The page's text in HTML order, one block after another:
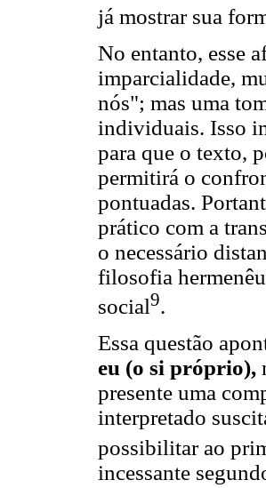
já mostrar sua
No entanto, esse
imparcialidade,
nós"; mas uma
individuais. Isso
para que o texto,
permitirá o
pontuadas.
prático com a
o necessário
filosofia
social9.
Essa questão
eu (o si próprio),
presente uma
interpretado
possibilitar ao
incessante